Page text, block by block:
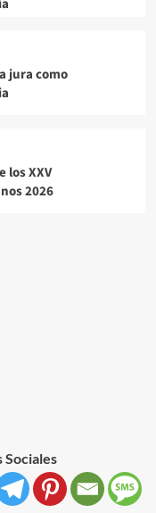
jura como
los XXV
2026
Sociales